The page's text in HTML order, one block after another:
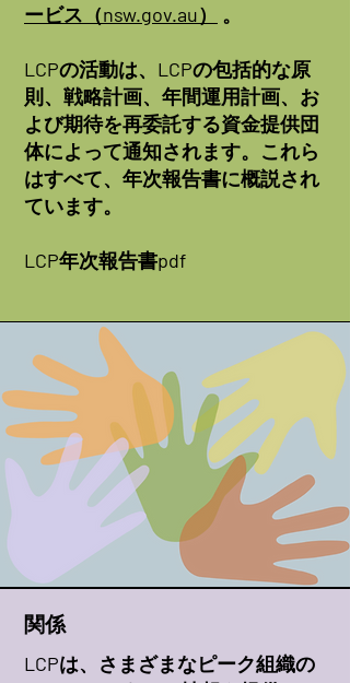
ービス（nsw.gov.au）
。
LCPの活動は、LCPの包括的な原
則、戦略計画、年間運用計画、お
よび期待を再委託する資金提供団
体によって通知されます。これら
はすべて、年次報告書に概説され
ています。
LCP年次報告書pdf
関係
LCPは、さまざまなピーク組織の